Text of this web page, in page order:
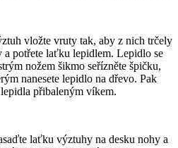
vložte vruty tak, aby z nich trčely
potřete laťku lepidlem. Lepidlo se
nožem šikmo seřízněte špičku,
nanesete lepidlo na dřevo. Pak
přibaleným víkem.
laťku výztuhy na desku nohy a